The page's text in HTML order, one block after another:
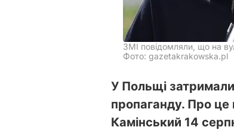
ЗМІ повідомляли, що на
Фото: gazetakrakowska.pl
У Польщі
пропаганду. Про це
Камінський 14